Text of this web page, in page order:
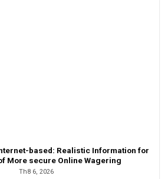
based: Realistic Information for
More secure Online Wagering
Th8 6, 2026